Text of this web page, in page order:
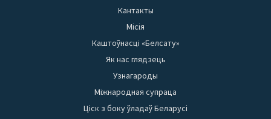
Кантакты
Місія
Каштоўнасці «Белсату»
Як нас глядзець
Узнагароды
Міжнародная супраца
Ціск з боку ўладаў Беларусі